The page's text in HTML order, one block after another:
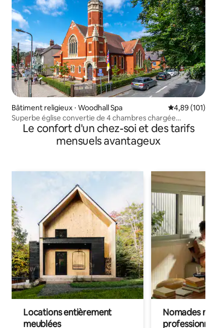
Bâtiment religieux ⋅ Woodhall Spa Évaluation
4,89 (101)
Superbe église convertie de 4 chambres chargée
d'histoire
Le confort d'un chez-soi et des tarifs
mensuels avantageux
Locations entièrement
meublées
Nomades